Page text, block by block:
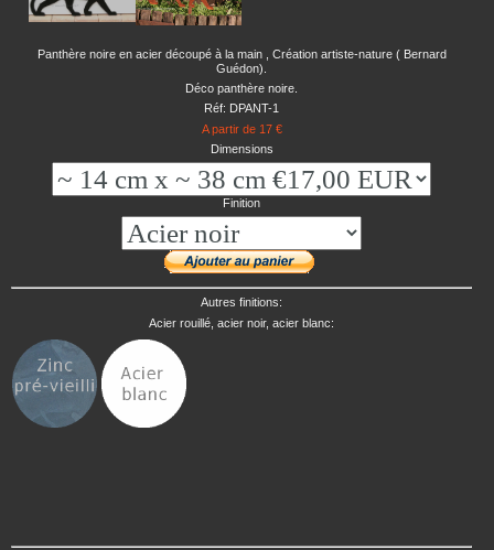
Panthère noire en acier découpé à la main , Création artiste-nature ( Bernard
Guédon).
Déco panthère noire.
Réf: DPANT-1
A partir de 17 €
Dimensions
Finition
Autres finitions:
Acier rouillé, acier noir, acier blanc: